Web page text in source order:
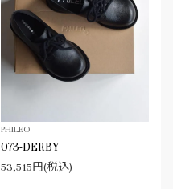
PHILEO
073-DERBY
53,515円(税込)